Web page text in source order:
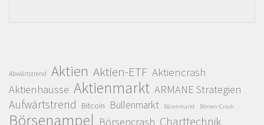
Abwärtstrend Aktien Aktien-ETF Aktiencrash
Aktienhausse Aktienmarkt ARMANE Strategien
Aufwärtstrend Bitcoin Bullenmarkt Bärenmarkt Börsen-Crash
Börsenampel Börsencrash Charttechnik